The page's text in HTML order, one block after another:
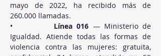
mayo de 2022, ha recibido más de
260.000 llamadas.
• Línea 016 — Ministerio de
Igualdad. Atiende todas las formas de
violencia contra las mujeres: gratuita,